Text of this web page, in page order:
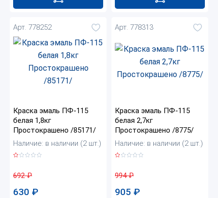
Арт. 778252
Краска эмаль ПФ-115
белая 1,8кг
Простокрашено /85171/
Наличие: в наличии (2 шт.)
692₽
630 ₽
Арт. 778313
Краска эмаль ПФ-115
белая 2,7кг
Простокрашено /8775/
Наличие: в наличии (2 шт.)
994₽
905 ₽